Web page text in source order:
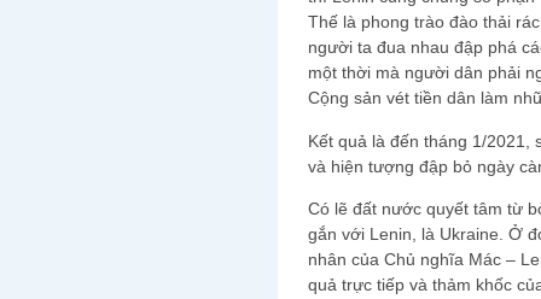
Thế là phong trào đào thải
người ta đua nhau đập phá
một thời mà người dân phải
Cộng sản vét tiền dân làm
Kết quả là đến tháng 1/2021,
và hiện tượng đập bỏ ngày
Có lẽ đất nước quyết tâm từ
gắn với Lenin, là Ukraine. Ở
nhân của Chủ nghĩa Mác –
quả trực tiếp và thảm khốc